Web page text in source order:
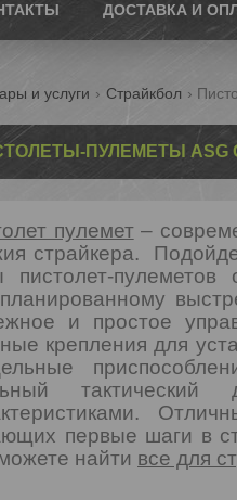
ДОСТАВКА И
и услуги Страйкбол
ПУЛЕМЕТЫ
пулемет–
страйкера.
пистолет-
и простое
крепления для
первые шаги в
найти все для